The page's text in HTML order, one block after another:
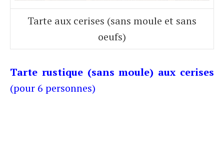
Tarte aux cerises (sans moule et sans
oeufs)
Tarte rustique (sans moule) aux cerises
(pour 6 personnes)